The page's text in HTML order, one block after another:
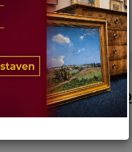
10.01.2023 21:42 SEČ
cena:Dostupné po